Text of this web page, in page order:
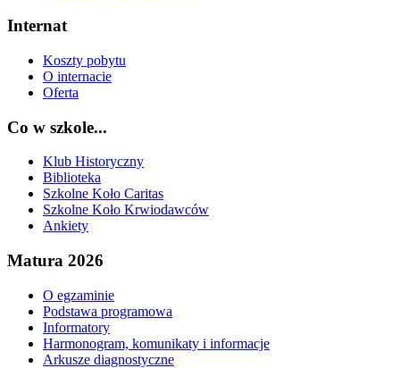
Internat
Koszty pobytu
O internacie
Oferta
Co w szkole...
Klub Historyczny
Biblioteka
Szkolne Koło Caritas
Szkolne Koło Krwiodawców
Ankiety
Matura 2026
O egzaminie
Podstawa programowa
Informatory
Harmonogram, komunikaty i informacje
Arkusze diagnostyczne